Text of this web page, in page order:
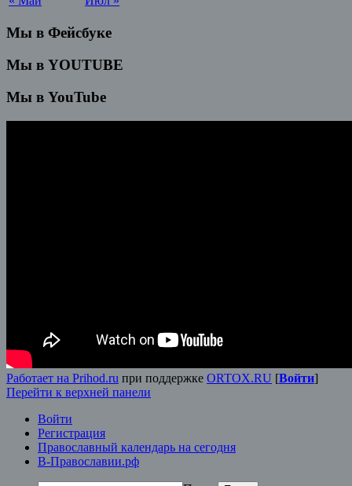
Мы в Фейсбуке
Мы в YOUTUBE
Мы в YouTube
Работает на Prihod.ru при поддержке ORTOX.RU [Войти]
Перейти к верхней панели
Войти
Регистрация
Православный календарь на сегодня
В-Православии.рф